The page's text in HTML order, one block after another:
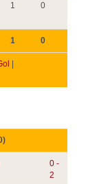
1 0
1 0
0 -
2